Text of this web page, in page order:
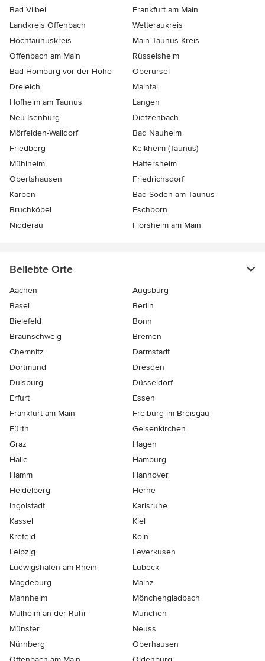
Bad Vilbel
Frankfurt am Main
Landkreis Offenbach
Wetteraukreis
Hochtaunuskreis
Main-Taunus-Kreis
Offenbach am Main
Rüsselsheim
Bad Homburg vor der Höhe
Oberursel
Dreieich
Maintal
Hofheim am Taunus
Langen
Neu-Isenburg
Dietzenbach
Mörfelden-Walldorf
Bad Nauheim
Friedberg
Kelkheim (Taunus)
Mühlheim
Hattersheim
Obertshausen
Friedrichsdorf
Karben
Bad Soden am Taunus
Bruchköbel
Eschborn
Nidderau
Flörsheim am Main
Beliebte Orte
Aachen
Augsburg
Basel
Berlin
Bielefeld
Bonn
Braunschweig
Bremen
Chemnitz
Darmstadt
Dortmund
Dresden
Duisburg
Düsseldorf
Erfurt
Essen
Frankfurt am Main
Freiburg-im-Breisgau
Fürth
Gelsenkirchen
Graz
Hagen
Halle
Hamburg
Hamm
Hannover
Heidelberg
Herne
Ingolstadt
Karlsruhe
Kassel
Kiel
Krefeld
Köln
Leipzig
Leverkusen
Ludwigshafen-am-Rhein
Lübeck
Magdeburg
Mainz
Mannheim
Mönchen­gladbach
Mülheim-an-der-Ruhr
München
Münster
Neuss
Nürnberg
Oberhausen